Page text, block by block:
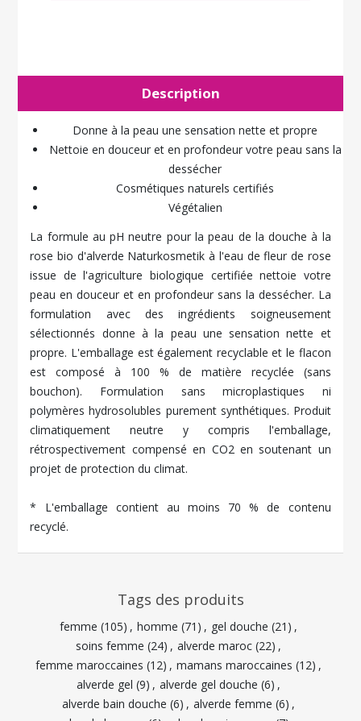
Description
Donne à la peau une sensation nette et propre
Nettoie en douceur et en profondeur votre peau sans la
dessécher
Cosmétiques naturels certifiés
Végétalien
La formule au pH neutre pour la peau de la douche à la
rose bio d'alverde Naturkosmetik à l'eau de fleur de rose
issue de l'agriculture biologique certifiée nettoie votre
peau en douceur et en profondeur sans la dessécher. La
formulation avec des ingrédients soigneusement
sélectionnés donne à la peau une sensation nette et
propre. L'emballage est également recyclable et le flacon
est composé à 100 % de matière recyclée (sans
bouchon). Formulation sans microplastiques ni
polymères hydrosolubles purement synthétiques. Produit
climatiquement neutre y compris l'emballage,
rétrospectivement compensé en CO2 en soutenant un
projet de protection du climat.
* L'emballage contient au moins 70 % de contenu
recyclé.
Tags des produits
femme (105) , homme (71) , gel douche (21) ,
soins femme (24) , alverde maroc (22) ,
femme maroccaines (12) , mamans maroccaines (12) ,
alverde gel (9) , alverde gel douche (6) ,
alverde bain douche (6) , alverde femme (6) ,